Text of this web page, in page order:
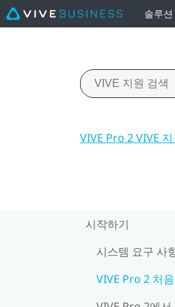
솔루션
VIVE Pro 2 VIVE 지
시작하기
시스템 요구 사
VIVE Pro 2 처